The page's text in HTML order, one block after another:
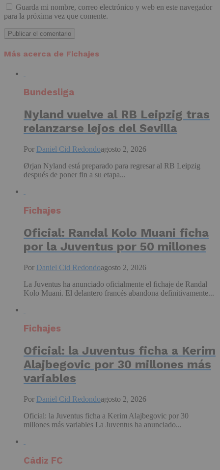
Guarda mi nombre, correo electrónico y web en este navegador
para la próxima vez que comente.
Más acerca de Fichajes
Bundesliga
Nyland vuelve al RB Leipzig tras
relanzarse lejos del Sevilla
Por Daniel Cid Redondoagosto 2, 2026
Ørjan Nyland está preparado para regresar al RB Leipzig
después de poner fin a su etapa...
Fichajes
Oficial: Randal Kolo Muani ficha
por la Juventus por 50 millones
Por Daniel Cid Redondoagosto 2, 2026
La Juventus ha anunciado oficialmente el fichaje de Randal
Kolo Muani. El delantero francés abandona definitivamente...
Fichajes
Oficial: la Juventus ficha a Kerim
Alajbegovic por 30 millones más
variables
Por Daniel Cid Redondoagosto 2, 2026
Oficial: la Juventus ficha a Kerim Alajbegovic por 30
millones más variables La Juventus ha anunciado...
Cádiz FC